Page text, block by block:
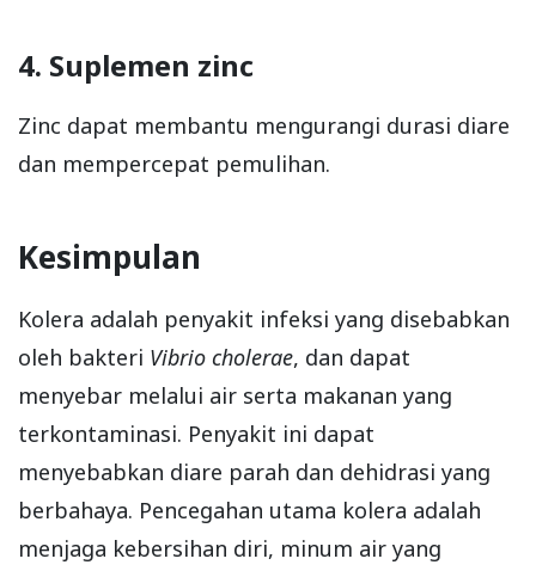
4. Suplemen zinc
Zinc dapat membantu mengurangi durasi diare
dan mempercepat pemulihan.
Kesimpulan
Kolera adalah penyakit infeksi yang disebabkan
oleh bakteri Vibrio cholerae, dan dapat
menyebar melalui air serta makanan yang
terkontaminasi. Penyakit ini dapat
menyebabkan diare parah dan dehidrasi yang
berbahaya. Pencegahan utama kolera adalah
menjaga kebersihan diri, minum air yang